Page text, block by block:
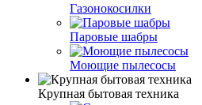
Газонокосилки
Паровые шабры
Моющие пылесосы
Крупная бытовая техника